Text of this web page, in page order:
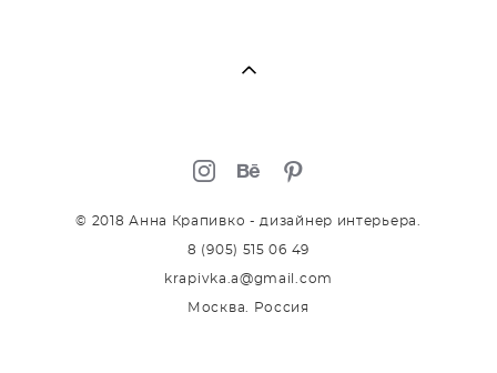
© 2018 Анна Крапивко - дизайнер интерьера.
8 (905) 515 06 49
krapivka.a@gmail.com
Москва. Россия